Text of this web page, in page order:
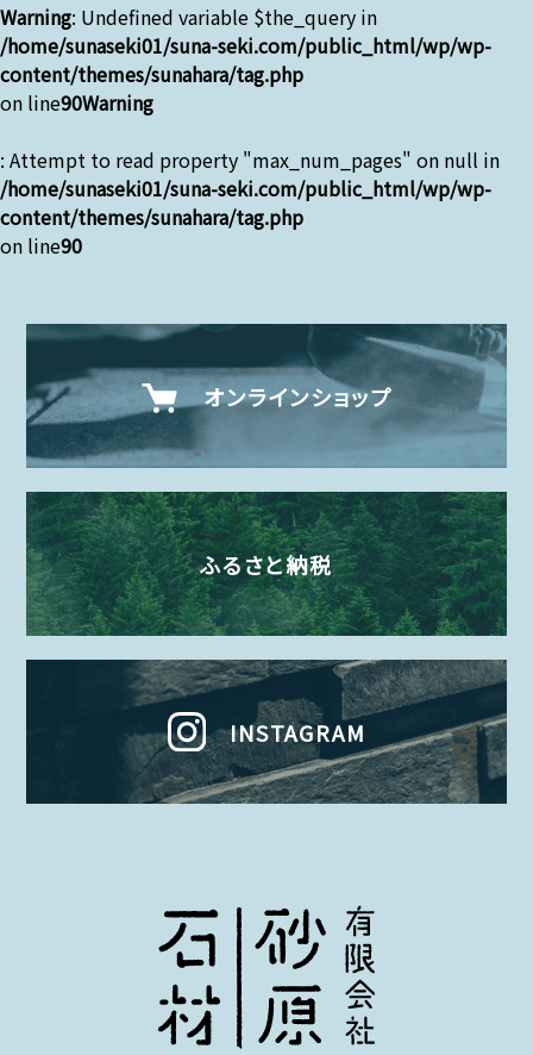
Warning: Undefined variable $the_query in
/home/sunaseki01/suna-seki.com/public_html/wp/wp-
content/themes/sunahara/tag.php
on line90Warning
: Attempt to read property "max_num_pages" on null in
/home/sunaseki01/suna-seki.com/public_html/wp/wp-
content/themes/sunahara/tag.php
on line90
オンラインショップ
ふるさと納税
INSTAGRAM